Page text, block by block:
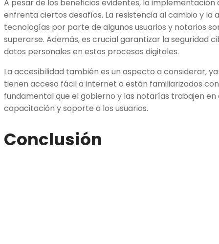
A pesar de los beneficios evidentes, la
enfrenta ciertos desafíos. La resistencia al cambio y la
tecnologías por parte de algunos usuarios y notarios
superarse. Además, es crucial garantizar la seguridad
datos personales en estos procesos digitales.
La accesibilidad también es un aspecto a considerar,
tienen acceso fácil a internet o están familiarizados
fundamental que el gobierno y las notarías trabajen
capacitación y soporte a los usuarios.
Conclusión